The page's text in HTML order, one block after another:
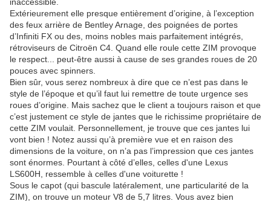
Extérieurement elle presque entièrement d’origine, à l’exception
des feux arrière de Bentley Arnage, des poignées de portes
d’Infiniti FX ou des, moins nobles mais parfaitement intégrés,
rétroviseurs de Citroën C4. Quand elle roule cette ZIM provoque
le respect... peut-être aussi à cause de ses grandes roues de 20
pouces avec spinners.
Bien sûr, vous serez nombreux à dire que ce n’est pas dans le
style de l’époque et qu’il faut lui remettre de toute urgence ses
roues d’origine. Mais sachez que le client a toujours raison et que
c’est justement ce style de jantes que le richissime propriétaire de
cette ZIM voulait. Personnellement, je trouve que ces jantes lui
vont bien ! Notez aussi qu’à première vue et en raison des
dimensions de la voiture, on n’a pas l’impression que ces jantes
sont énormes. Pourtant à côté d’elles, celles d'une Lexus
LS600H, ressemble à celles d'une voiturette !
Sous le capot (qui bascule latéralement, une particularité de la
ZIM), on trouve un moteur V8 de 5,7 litres. Vous avez bien